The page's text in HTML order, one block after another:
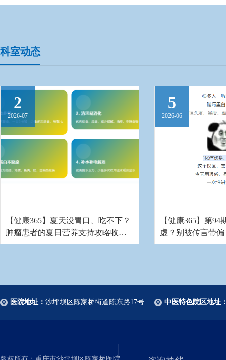
丰富的临床经验。
痛、难治性癌痛规范化
科室动态
2
2026-07
【健康365】夏天没胃口、吃不下？
肿瘤患者的夏日营养支持攻略收
好！
5
2026-06
【健康365】第94
虚？别被传言带偏
医院地址： 沙坪坝区陈家桥街道陈东路17号 中医特色院区地址